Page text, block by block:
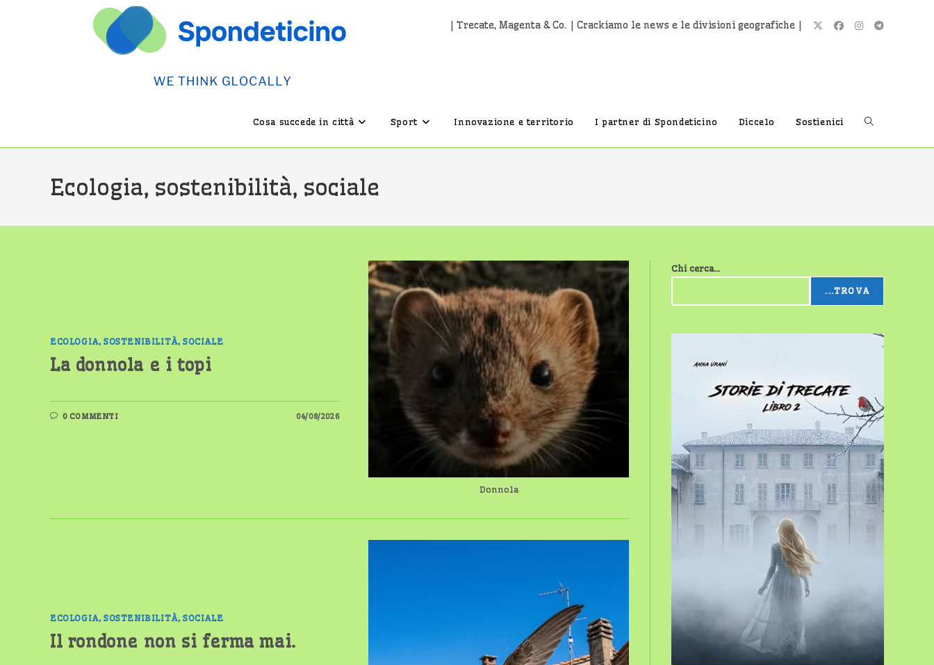
| Trecate, Magenta & Co. | Crackiamo le news e le divisioni geografiche |
Cosa succede in città Sport Innovazione e territorio I partner di Spondeticino Diccelo Sostienici Attiva/
ricerca
sul
Ecologia, sostenibilità, sociale
ECOLOGIA, SOSTENIBILITÀ, SOCIALE
La donnola e i topi
0 COMMENTI 04/08/2026
Donnola
ECOLOGIA, SOSTENIBILITÀ, SOCIALE
Il rondone non si ferma mai.
Chi cerca...
...TROVA